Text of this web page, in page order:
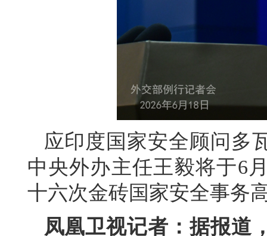
应印度国家安全顾问多
中央外办主任王毅将于6
十六次金砖国家安全事务
凤凰卫视记者：据报道